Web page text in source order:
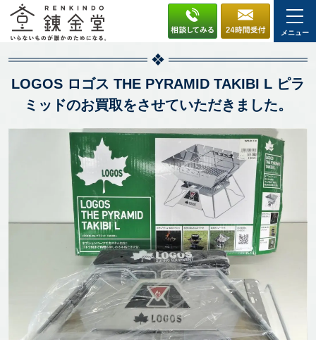
メニュー
LOGOS ロゴス THE PYRAMID TAKIBI L ピラ
ミッドのお買取をさせていただきました。